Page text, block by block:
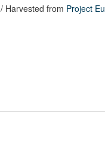
/ Harvested from Project